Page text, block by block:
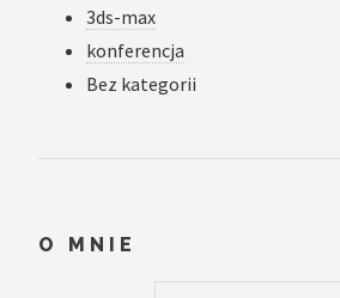
3ds-max
konferencja
Bez kategorii
O MNIE